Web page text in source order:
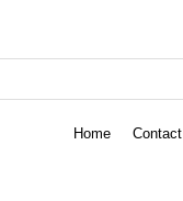
Home Contact